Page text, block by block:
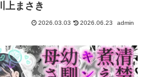
上まさき
2026.03.03 2026.06.23 admin